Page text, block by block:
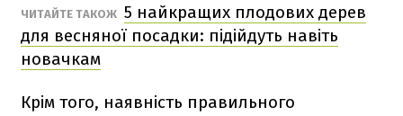
ЧИТАЙТЕ ТАКОЖ 5 найкращих плодових дерев
для весняної посадки: підійдуть навіть
новачкам
Крім того, наявність правильного